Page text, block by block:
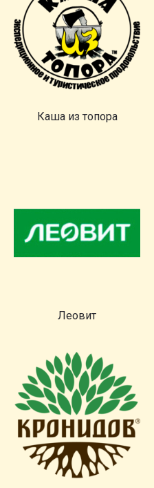
Каша из топора
Леовит